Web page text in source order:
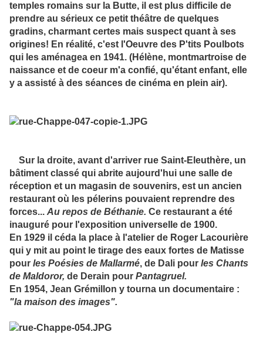
temples romains sur la Butte, il est plus difficile de
prendre au sérieux ce petit théâtre de quelques
gradins, charmant certes mais suspect quant à ses
origines! En réalité, c'est l'Oeuvre des P'tits Poulbots
qui les aménagea en 1941. (Hélène, montmartroise de
naissance et de coeur m'a confié, qu'étant enfant, elle
y a assisté à des séances de cinéma en plein air).
Sur la droite, avant d'arriver rue Saint-Eleuthère, un
bâtiment classé qui abrite aujourd'hui une salle de
réception et un magasin de souvenirs, est un ancien
restaurant où les pélerins pouvaient reprendre des
forces... Au repos de Béthanie. Ce restaurant a été
inauguré pour l'exposition universelle de 1900.
En 1929 il céda la place à l'atelier de Roger Lacourière
qui y mit au point le tirage des eaux fortes de Matisse
pour les Poésies de Mallarmé, de Dali pour les Chants
de Maldoror, de Derain pour Pantagruel.
En 1954, Jean Grémillon y tourna un documentaire :
"la maison des images".